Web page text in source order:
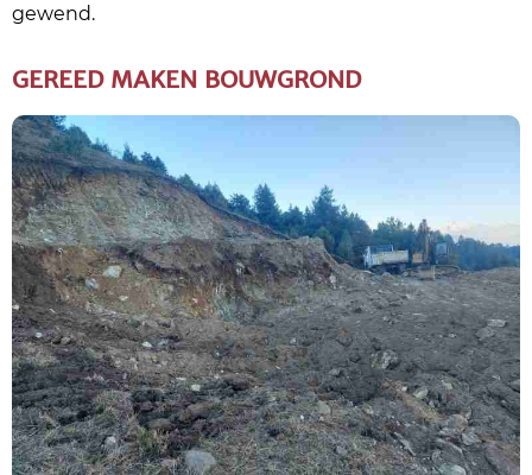
gewend.
GEREED MAKEN BOUWGROND